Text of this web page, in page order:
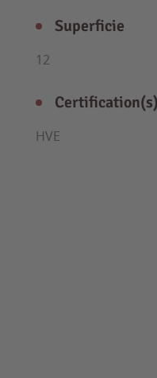
Superficie
12
HVE